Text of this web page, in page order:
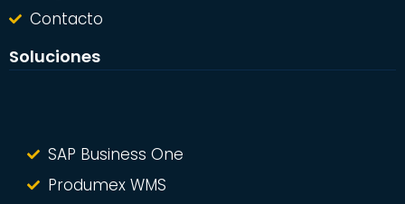
Contacto
Soluciones
SAP Business One
Produmex WMS